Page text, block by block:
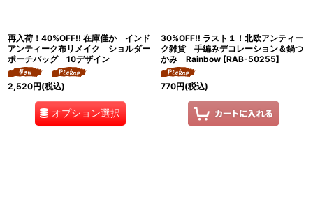
再入荷！40%OFF!! 在庫僅か インド
アンティーク布リメイク ショルダー
ポーチバッグ 10デザイン
2,520円(税込)
オプション選択
30%OFF!! ラスト１！北欧アンティー
ク雑貨 手編みデコレーション＆鍋つ
かみ Rainbow [RAB-50255]
770円(税込)